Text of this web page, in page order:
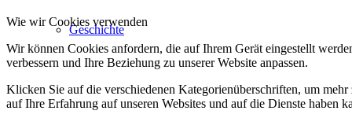
Geschichte
Wie wir Cookies verwenden
Wir können Cookies anfordern, die auf Ihrem Gerät eingestellt
verbessern und Ihre Beziehung zu unserer Website anpassen.
Klicken Sie auf die verschiedenen Kategorienüberschriften, um
auf Ihre Erfahrung auf unseren Websites und auf die Dienste haben